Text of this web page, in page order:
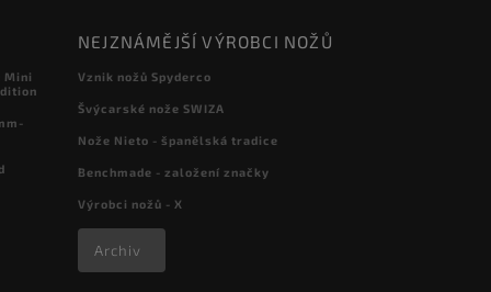
Mini
NEJZNÁMĚJŠÍ VÝROBCI NOŽŮ
Vznik nožů Spyderco
Švýcarské nože SWIZA
Nože Nieto - španělská tradice
Benchmade - založení značky
Výrobci nožů - X
Archiv